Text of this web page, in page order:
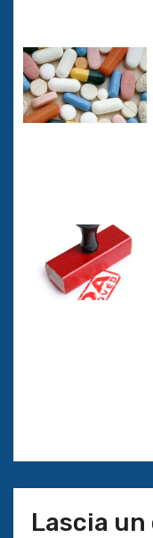
r
t
i
Lascia